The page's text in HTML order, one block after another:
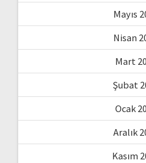
Mayıs
Nisan
Mart
Şubat
Ocak
Aralık
Kasım